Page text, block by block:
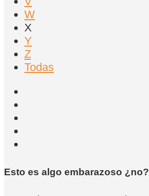
W
X
Y
Z
Todas
Esto es algo embarazoso ¿no?